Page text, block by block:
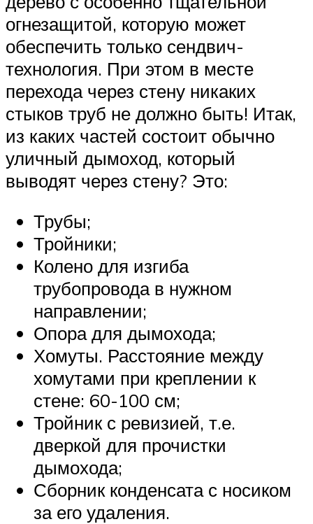
огнезащитой, которую может
обеспечить только сендвич-
технология. При этом в месте
перехода через стену никаких
стыков труб не должно быть! Итак,
из каких частей состоит обычно
уличный дымоход, который
выводят через стену? Это:
Трубы;
Тройники;
Колено для изгиба
трубопровода в нужном
направлении;
Опора для дымохода;
Хомуты. Расстояние между
хомутами при креплении к
стене: 60-100 см;
Тройник с ревизией, т.е.
дверкой для прочистки
дымохода;
Сборник конденсата с носиком
за его удаления.